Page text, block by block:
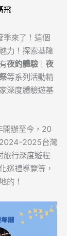
飛
來了！這個
力！探索基隆
夜釣體驗​｜ 夜
等系列活動精
深度體驗遊基
開辦至今，20
2024-2025台灣
旅行深度遊程
巡禮導覽等，
的！